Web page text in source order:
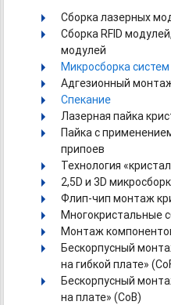
Сборка лазерных
Сборка RFID
модулей
Микросборка
Адгезионный
Спекание
Лазерная пайка
Пайка с
припоев
Технология
2,5D и 3D
Флип-чип монтаж
Многокристальные
Монтаж
Бескорпусный
на гибкой плате»
Бескорпусный
на плате» (CoB)